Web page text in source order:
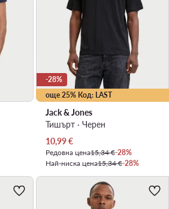
още 25% Код: LAST
-28%
Jack & Jones
Тишърт · Черен
Актуална цена
10,99€
Редовна цена15,34 €-28%
Най-ниска цена15,34 €-28%